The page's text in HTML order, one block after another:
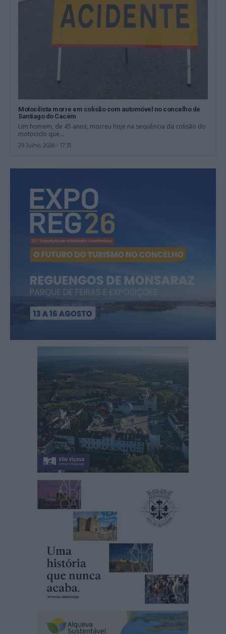
Motocilista morre em colisão com automóvel no concelho de
Santiago do Cacém
Um homem, de 45 anos, morreu hoje na sequência da colisão do
motociclo que...
29 Julho, 2026 - 17:31